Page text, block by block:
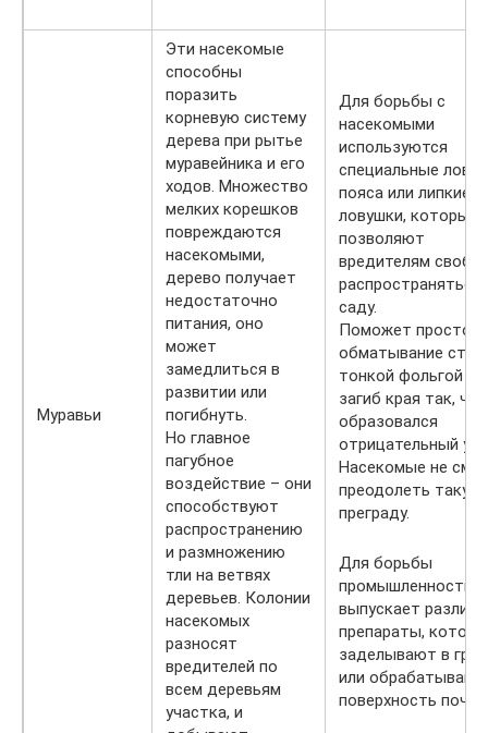
Муравьи
Эти насекомые
способны
поразить
корневую систему
дерева при рытье
муравейника и его
ходов. Множество
мелких корешков
повреждаются
насекомыми,
дерево получает
недостаточно
питания, оно
может
замедлиться в
развитии или
погибнуть.
Но главное
пагубное
воздействие – они
способствуют
распространению
и размножению
тли на ветвях
деревьев. Колонии
насекомых
разносят
вредителей по
всем деревьям
участка, и
Для борьбы с
насекомыми
используются
специальные
пояса или липкие
ловушки, которые
позволяют
вредителям
распространяться
саду.
Поможет простое
обматывание
тонкой фольгой и
загиб края так,
образовался
отрицательный
Насекомые не
преодолеть такую
преграду.
Для борьбы
промышленность
выпускает
препараты,
заделывают в
или обрабатывают
поверхность